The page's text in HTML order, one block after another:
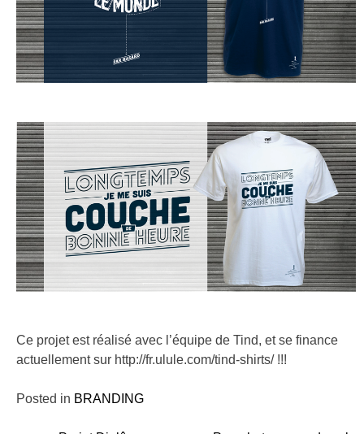
Ce projet est réalisé avec l’équipe de Tind, et se finance
actuellement sur http://fr.ulule.com/tind-shirts/ !!!
Posted in BRANDING